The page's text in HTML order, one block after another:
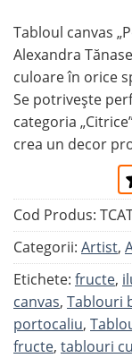
Tabloul canvas
Alexandra
culoare în orice
Se potrivește
categoria
crea un decor
Cod Produs:
Categorii: Artist,
Etichete: fructe,
canvas, Tablouri
portocaliu,
fructe, tablouri